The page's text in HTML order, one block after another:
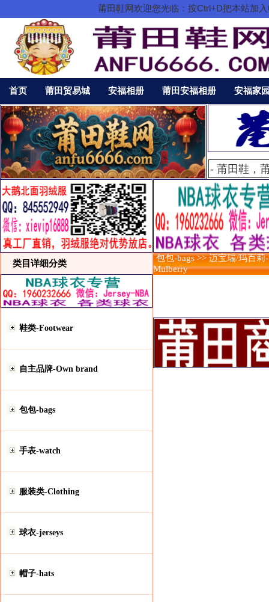
莆田鞋网欢迎您光临：按Ctrl+D把本站加
首页 莆田贸易城 安福相册 莆田安福相册 安福家
类目详细分类
鞋类-Footwear
自主品牌-Own brand
包包-bags
手表-watch
服装类-Clothing
球衣-jerseys
帽子-hats
包包-bags >> 迈宝瑞/玛百莉-
Mulberry